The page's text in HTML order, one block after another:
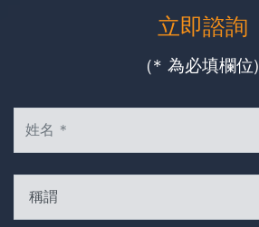
立即諮詢
(* 為必填欄位)